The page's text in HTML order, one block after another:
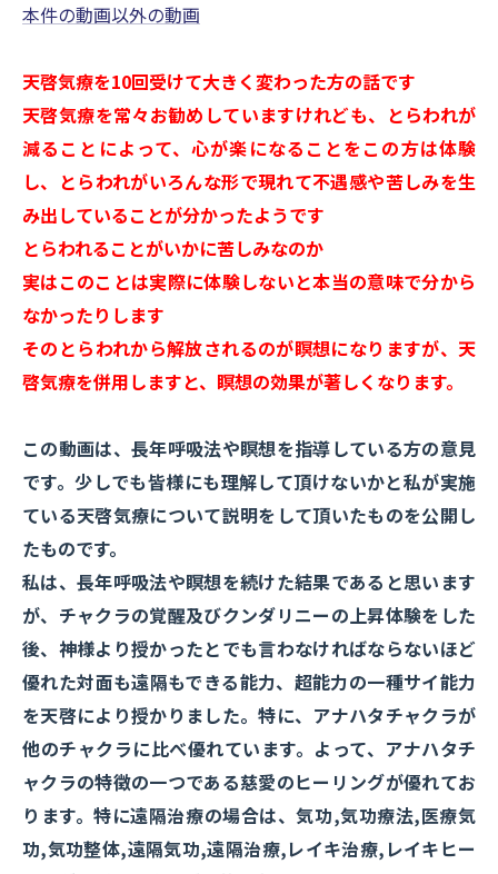
本件の動画以外の動画
天啓気療を10回受けて大きく変わった方の話です
天啓気療を常々お勧めしていますけれども、とらわれが
減ることによって、心が楽になることをこの方は体験
し、とらわれがいろんな形で現れて不遇感や苦しみを生
み出していることが分かったようです
とらわれることがいかに苦しみなのか
実はこのことは実際に体験しないと本当の意味で分から
なかったりします
そのとらわれから解放されるのが瞑想になりますが、天
啓気療を併用しますと、瞑想の効果が著しくなります。
この動画は、長年呼吸法や瞑想を指導している方の意見
です。少しでも皆様にも理解して頂けないかと私が実施
ている天啓気療について説明をして頂いたものを公開し
たものです。
私は、長年呼吸法や瞑想を続けた結果であると思います
が、チャクラの覚醒及びクンダリニーの上昇体験をした
後、神様より授かったとでも言わなければならないほど
優れた対面も遠隔もできる能力、超能力の一種サイ能力
を天啓により授かりました。特に、アナハタチャクラが
他のチャクラに比べ優れています。よって、アナハタチ
ャクラの特徴の一つである慈愛のヒーリングが優れてお
ります。特に遠隔治療の場合は、気功,気功療法,医療気
功,気功整体,遠隔気功,遠隔治療,レイキ治療,レイキヒー